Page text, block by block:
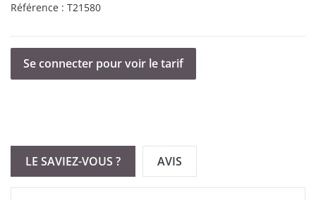
Référence : T21580
Se connecter pour voir le tarif
LE SAVIEZ-VOUS ? AVIS